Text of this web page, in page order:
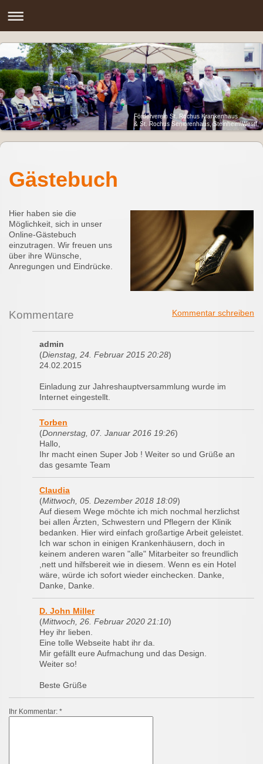
Förderverein St. Rochus Krankenhaus
& St. Rochus Seniorenhaus, Steinheim\Westf.
Gästebuch
Hier haben sie die
Möglichkeit, sich in unser
Online-Gästebuch
einzutragen. Wir freuen uns
über ihre Wünsche,
Anregungen und Eindrücke.
Kommentar schreiben
Kommentare
admin
(Dienstag, 24. Februar 2015 20:28)
24.02.2015
Einladung zur Jahreshauptversammlung wurde im
Internet eingestellt.
Torben
(Donnerstag, 07. Januar 2016 19:26)
Hallo,
Ihr macht einen Super Job ! Weiter so und Grüße an
das gesamte Team
Claudia
(Mittwoch, 05. Dezember 2018 18:09)
Auf diesem Wege möchte ich mich nochmal herzlichst
bei allen Ärzten, Schwestern und Pflegern der Klinik
bedanken. Hier wird einfach großartige Arbeit geleistet.
Ich war schon in einigen Krankenhäusern, doch in
keinem anderen waren "alle" Mitarbeiter so freundlich
,nett und hilfsbereit wie in diesem. Wenn es ein Hotel
wäre, würde ich sofort wieder einchecken. Danke,
Danke, Danke.
D. John Miller
(Mittwoch, 26. Februar 2020 21:10)
Hey ihr lieben.
Eine tolle Webseite habt ihr da.
Mir gefällt eure Aufmachung und das Design.
Weiter so!
Beste Grüße
Ihr Kommentar: *